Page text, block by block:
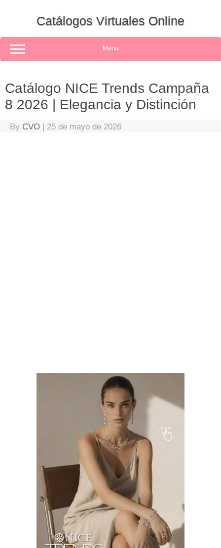
Catálogos Virtuales Online
Menu
Catálogo NICE Trends Campaña
8 2026 | Elegancia y Distinción
By CVO | 25 de mayo de 2026